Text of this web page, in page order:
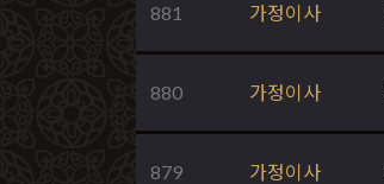
881 가정이사
880 가정이사
879 가정이사